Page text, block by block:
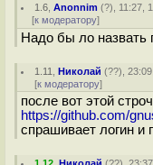
1.6 ,Anonnim (?), 11:27,
[к модератору]
Надо бы ло назвать
1.11 ,Николай (??),
[к модератору]
после вот этой
https://github.com/
спрашивает логин и